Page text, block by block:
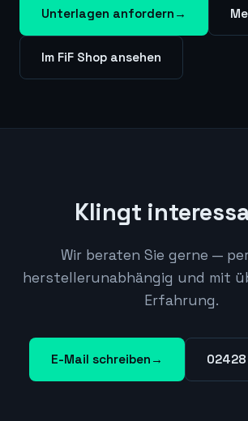
Unterlagen anfordern →
Im FiF Shop ansehen
Klingt
Wir beraten Sie gerne —
herstellerunabhängig und mit
Erfahrung.
E-Mail schreiben →